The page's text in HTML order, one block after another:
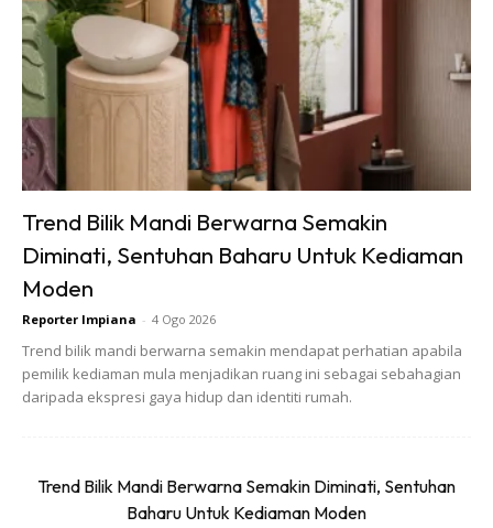
pada mesin basuh yang dah berusia. Tapi tak mustahil juga
bagi yang baru. Walaupun dah bukak tap air maksimum, air
Trend Bilik Mandi Berwarna Semakin
Diminati, Sentuhan Baharu Untuk Kediaman
Moden
Reporter Impiana - 4 Ogo 2026
Trend bilik mandi berwarna semakin mendapat perhatian apabila
pemilik kediaman mula menjadikan ruang ini sebagai sebahagian
daripada ekspresi gaya hidup dan identiti rumah.
Trend Bilik Mandi Berwarna Semakin Diminati, Sentuhan
Baharu Untuk Kediaman Moden